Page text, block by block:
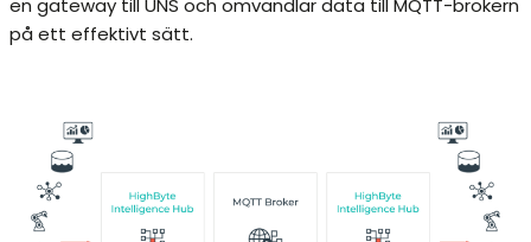
en gateway till UNS och omvandlar data till MQTT-brokern
på ett effektivt sätt.